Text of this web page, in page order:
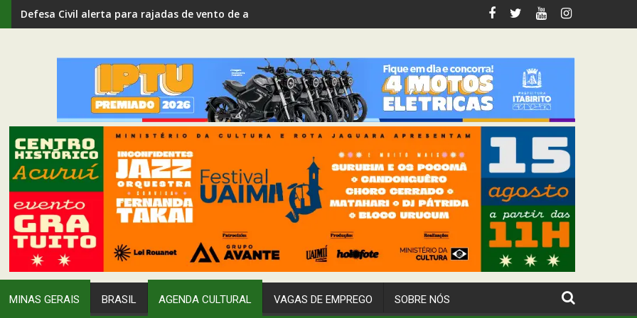
Defesa Civil alerta para rajadas de vento de até 80 km/h em Itabirito
MINAS GERAIS BRASIL AGENDA CULTURAL VAGAS DE EMPREGO SOBRE NÓS